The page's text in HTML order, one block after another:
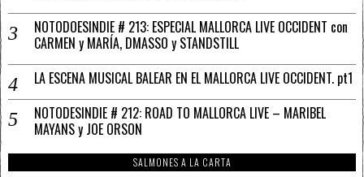
NOTODOESINDIE # 213: ESPECIAL MALLORCA LIVE OCCIDENT con
CARMEN y MARÍA, DMASSO y STANDSTILL
LA ESCENA MUSICAL BALEAR EN EL MALLORCA LIVE OCCIDENT. pt1
NOTODESINDIE # 212: ROAD TO MALLORCA LIVE – MARIBEL
MAYANS y JOE ORSON
SALMONES A LA CARTA